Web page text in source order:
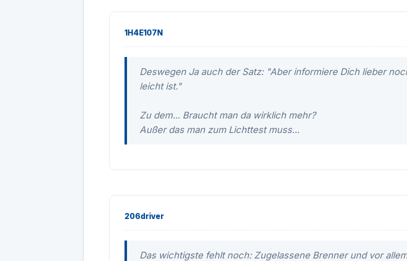
1H4E107N
Deswegen Ja auch der Satz: "Aber informiere Dich lieber
leicht ist."
Zu dem... Braucht man da wirklich mehr?
Außer das man zum Lichttest muss...
206driver
Das wichtigste fehlt noch: Zugelassene Brenner und vor